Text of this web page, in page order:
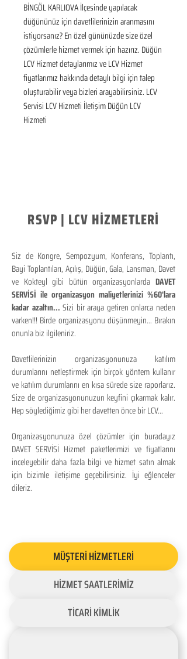
BİNGÖL KARLIOVA İlçesinde yapılacak
düğününüz için davetlilerinizin aranmasını
istiyorsanız? En özel gününüzde size özel
çözümlerle hizmet vermek için hazırız. Düğün
LCV Hizmet detaylarımız ve LCV Hizmet
fiyatlarımız hakkında detaylı bilgi için talep
oluşturabilir veya bizleri arayabilirsiniz. LCV
Servisi LCV Hizmeti İletişim Düğün LCV
Hizmeti
RSVP | LCV HİZMETLERİ
Siz de Kongre, Sempozyum, Konferans, Toplantı,
Bayi Toplantıları, Açılış, Düğün, Gala, Lansman, Davet
ve Kokteyl gibi bütün organizasyonlarda DAVET
SERVİSİ ile organizasyon maliyetlerinizi %60'lara
kadar azaltın...Sizi bir araya getiren onlarca neden
varken!!! Birde organizasyonu düşünmeyin... Bırakın
onunla biz ilgileniriz.
Davetlilerinizin organizasyonunuza katılım
durumlarını netleştirmek için birçok yöntem kullanır
ve katılım durumlarını en kısa sürede size raporlarız.
Size de organizasyonunuzun keyfini çıkarmak kalır.
Hep söylediğimiz gibi her davetten önce bir LCV...
Organizasyonunuza özel çözümler için buradayız
DAVET SERVİSİ Hizmet paketlerimizi ve fiyatlarını
inceleyebilir daha fazla bilgi ve hizmet satın almak
için bizimle iletişime geçebilirsiniz. İyi eğlenceler
dileriz.
MÜŞTERİ HİZMETLERİ
HİZMET SAATLERİMİZ
TİCARİ KİMLİK